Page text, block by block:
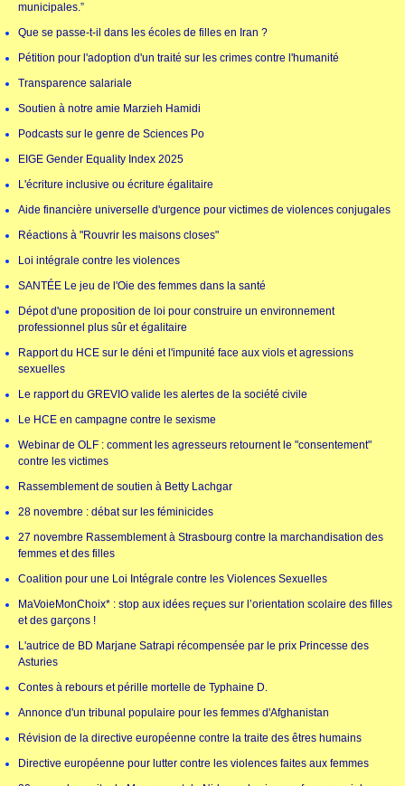
municipales.”
Que se passe-t-il dans les écoles de filles en Iran ?
Pétition pour l'adoption d'un traité sur les crimes contre l'humanité
Transparence salariale
Soutien à notre amie Marzieh Hamidi
Podcasts sur le genre de Sciences Po
EIGE Gender Equality Index 2025
L'écriture inclusive ou écriture égalitaire
Aide financière universelle d'urgence pour victimes de violences conjugales
Réactions à "Rouvrir les maisons closes"
Loi intégrale contre les violences
SANTÉE Le jeu de l'Oie des femmes dans la santé
Dépot d'une proposition de loi pour construire un environnement
professionnel plus sûr et égalitaire
Rapport du HCE sur le déni et l'impunité face aux viols et agressions
sexuelles
Le rapport du GREVIO valide les alertes de la société civile
Le HCE en campagne contre le sexisme
Webinar de OLF : comment les agresseurs retournent le "consentement"
contre les victimes
Rassemblement de soutien à Betty Lachgar
28 novembre : débat sur les féminicides
27 novembre Rassemblement à Strasbourg contre la marchandisation des
femmes et des filles
Coalition pour une Loi Intégrale contre les Violences Sexuelles
MaVoieMonChoix* : stop aux idées reçues sur l’orientation scolaire des filles
et des garçons !
L'autrice de BD Marjane Satrapi récompensée par le prix Princesse des
Asturies
Contes à rebours et pérille mortelle de Typhaine D.
Annonce d'un tribunal populaire pour les femmes d'Afghanistan
Révision de la directive européenne contre la traite des êtres humains
Directive européenne pour lutter contre les violences faites aux femmes